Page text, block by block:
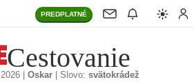
PREDPLATNÉ
Cestovanie
| Oskar| Slovo: svätokrádež